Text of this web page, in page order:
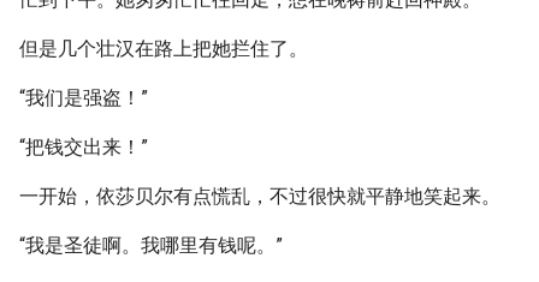
但是几个壮汉在路上把她拦住了。
“我们是强盗！”
“把钱交出来！”
一开始，依莎贝尔有点慌乱，不过很快就平静地笑起来。
“我是圣徒啊。我哪里有钱呢。”